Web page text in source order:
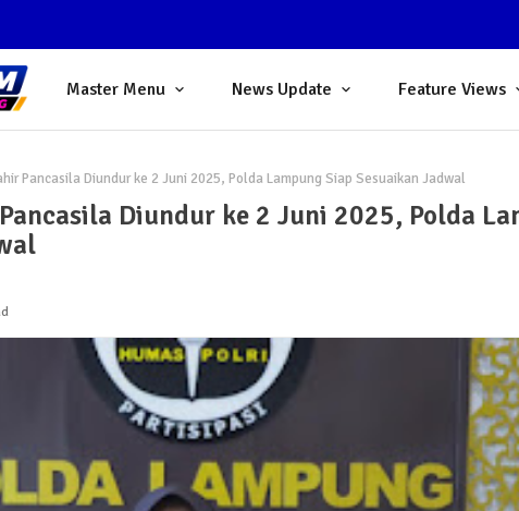
Master Menu News Update Feature Views
Pancasila Diundur ke 2 Juni 2025, Polda Lampung Siap Sesuaikan Jadwal
Diundur ke 2 Juni 2025, Polda